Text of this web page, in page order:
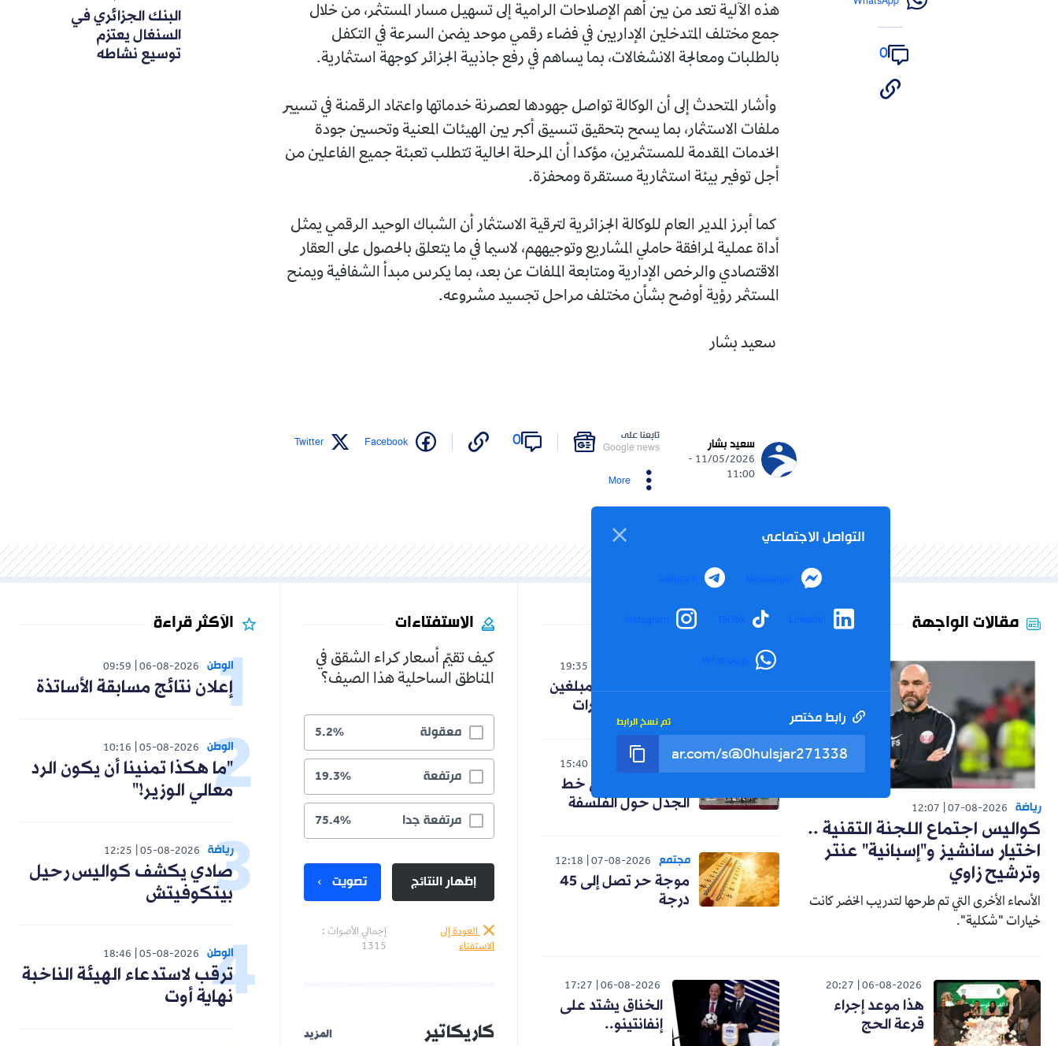
هذه الآلية تعد من بين أهم الإصلاحات الرامية إلى تسهيل مسار المستثمر، من خلال
جمع مختلف المتدخلين الإداريين في فضاء رقمي موحد يضمن السرعة في التكفل
بالطلبات ومعالجة الانشغالات، بما يساهم في رفع جاذبية الجزائر كوجهة استثمارية.
وأشار المتحدث إلى أن الوكالة تواصل جهودها لعصرنة خدماتها واعتماد الرقمنة في تسيير
ملفات الاستثمار، بما يسمح بتحقيق تنسيق أكبر بين الهيئات المعنية وتحسين جودة
الخدمات المقدمة للمستثمرين، مؤكدا أن المرحلة الحالية تتطلب تعبئة جميع الفاعلين من
أجل توفير بيئة استثمارية مستقرة ومحفزة.
كما أبرز المدير العام للوكالة الجزائرية لترقية الاستثمار أن الشباك الوحيد الرقمي يمثل
أداة عملية لمرافقة حاملي المشاريع وتوجيههم، لاسيما في ما يتعلق بالحصول على العقار
الاقتصادي والرخص الإدارية ومتابعة الملفات عن بعد، بما يكرس مبدأ الشفافية ويمنح
المستثمر رؤية أوضح بشأن مختلف مراحل تجسيد مشروعه.
سعيد بشار
0
البنك الجزائري في
السنغال يعتزم
توسيع نشاطه
سعيد بشار
11/05/2026 -
11:00
تابعنا على
Google news
0
Facebook
Twitter
More
التواصل الاجتماعي
Messenger
Telegram
LinkedIn
TikTok
Instagram
WhatsApp
رابط مختصر تم نسخ الرابط
مقالات الواجهة
رياضة 07-08-2026
12:07
كواليس اجتماع اللجنة التقنية ..
اختيار سانشيز و"إسبانية" عنتر
وترشيح زاوي
الأسماء الأخرى التي تم طرحها لتدريب الخضر كانت
خيارات "شكلية".
19:35
تحفيزات مالية للمبلغين
عن جرائم المخدرات
الوطن 06-08-2026
15:40
حنون تدخل على خط
الجدل حول الفلسفة
مجتمع 07-08-2026
12:18
موجة حر تصل إلى 45
درجة
06-08-2026
20:27
هذا موعد إجراء
قرعة الحج
06-08-2026
17:27
الخناق يشتد على
إنفانتينو..
الاستفتاءات
كيف تقيّم أسعار كراء الشقق في
المناطق الساحلية هذا الصيف؟
معقولة 5.2%
مرتفعة 19.3%
مرتفعة جدا 75.4%
إظهار النتائج تصويت
العودة إلى
الاستفتاء
إجمالي الأصوات :
1315
كاريكاتير المزيد
الأكثر قراءة
الوطن 06-08-2026
09:59
إعلان نتائج مسابقة الأساتذة
الوطن 05-08-2026
10:16
"ما هكذا تمنينا أن يكون الرد
معالي الوزير!"
رياضة 05-08-2026
12:25
صادي يكشف كواليس رحيل
بيتكوفيتش
الوطن 05-08-2026
18:46
ترقب لاستدعاء الهيئة الناخبة
نهاية أوت